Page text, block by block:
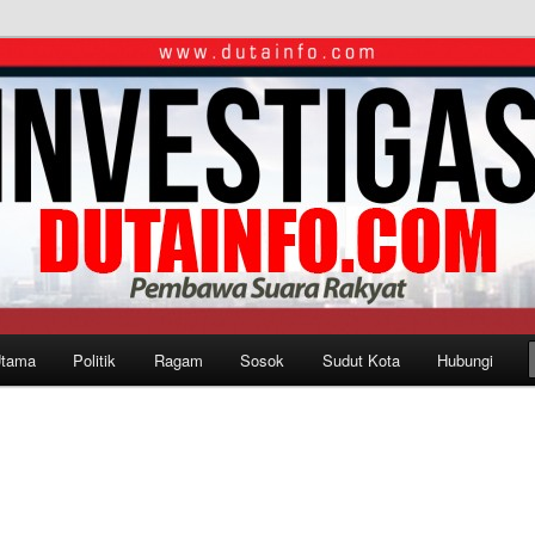
Politik Ragam Sosok Sudut Kota Hubungi